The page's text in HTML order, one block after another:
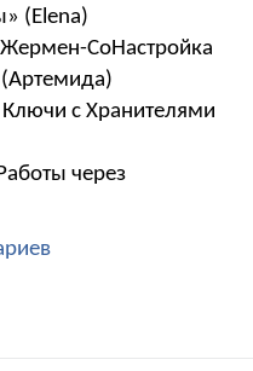
(Elena)
СоНастройка
с Хранителями
через